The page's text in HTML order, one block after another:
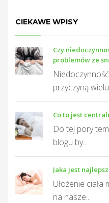
CIEKAWE WPISY
Czy
problemów ze
przyczyną
Co to jest
Do tej pory
blogu by...
Jaka jest
Ułożenie
na nasze...